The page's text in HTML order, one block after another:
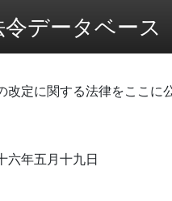
データベース
改定に関する法律をここに
六年五月十九日